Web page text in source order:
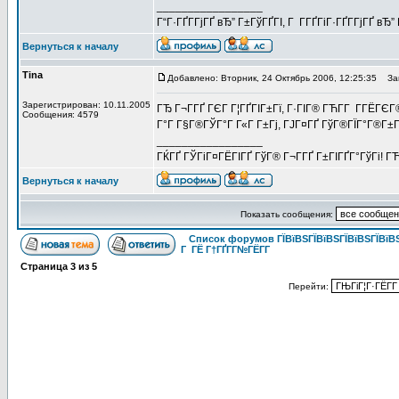
Г“Г·ГҐГ­ГјГҐ вЂ” Г±ГўГҐГІ, Г Г­ГҐГіГ·ГҐГ­ГјГҐ
Вернуться к началу
Tina
Зарегистрирован: 10.11.2005
Сообщения: 4579
Добавлено: Вторник, 24 Октябрь 2006, 12:25:35
ГЂ Г¬Г­ГҐ ГЄГ Г¦ГҐГІГ±Гї, Г·ГІГ® ГЋГ­Г
Г°Г Г§Г®ГЎГ°Г Г«Г Г±Гј, ГЈГ¤ГҐ
ГЌГҐ ГЎГіГ¤ГЁГІГҐ ГўГ® Г¬Г­ГҐ Г±ГІГҐГ°ГўГі!
Вернуться к началу
Показать сообщения:
Список форумов
Г ГЁ Г†ГҐГ­Г№ГЁГ­Г
Страница 3 из 5
Перейти: